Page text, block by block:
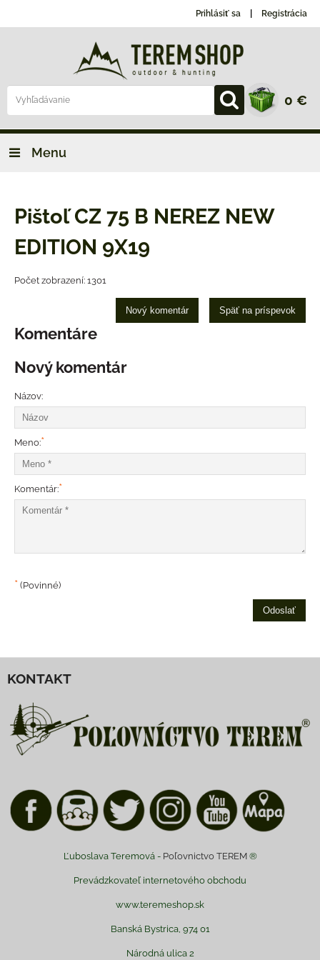
Prihlásiť sa Registrácia
0 €
Menu
Pištoľ CZ 75 B NEREZ NEW
EDITION 9X19
Počet zobrazení: 1301
Späť na príspevok
Nový komentár
Komentáre
Nový komentár
Názov:
Meno:*
Komentár:*
* (Povinné)
Odoslať
KONTAKT
Ľuboslava Teremová - Poľovnictvo TEREM®
Prevádzkovateľ internetového obchodu
www.teremeshop.sk
Banská Bystrica, 974 01
Národná ulica 2